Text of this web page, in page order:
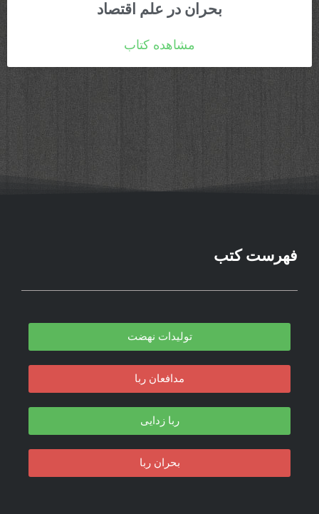
بحران در علم اقتصاد
مشاهده کتاب
فهرست کتب
تولیدات نهضت
مدافعان ربا
ربا زدایی
بحران ربا